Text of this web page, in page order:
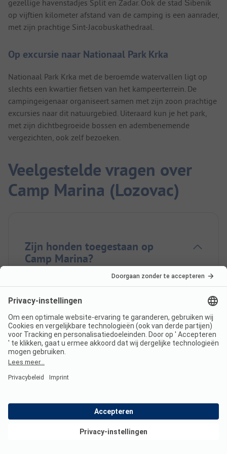
gezellige havenstadjes Split en Zadar. Ook de stad Šibenik
op vijftien kilometer afstand van de camping is een aanrader,
met zijn prachtige Sint-Jacobuskathedraal.
Op excursie naar Nationaal Park Krka
Nationaal Park Krka met de beroemde watervallen ligt op
slechts een kwartier fietsen van het kampeerterrein. De
campingeigenaar organiseert samen met zijn zoon prachtige
excursies naar dit natuurgebied. Uiteraard kun je het park,
met zijn dichtbegroeide bossen en adembenemende
vergezichten, ook zelf bezoeken.
Veelgestelde vragen over
Camp Marina (Lozovac)
Zijn honden toegestaan op
Camp Marina?
Ja, honden zijn toegestaan op de camping. Er zijn
Hoeveel kost een verblijf op
Camp Marina?
afhankelijk van het verblijf (bijv. gekozen periode,
Bekijk deals